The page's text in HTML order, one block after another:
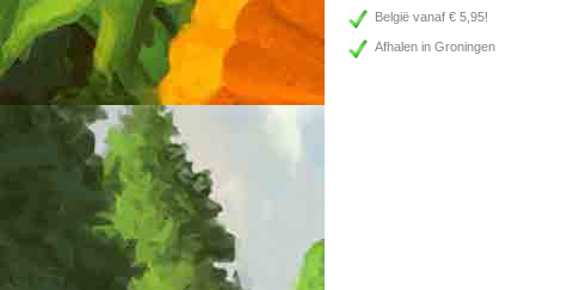
België vanaf € 5,95!
Afhalen in Groningen